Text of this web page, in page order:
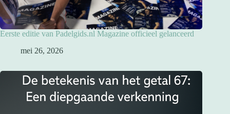
Eerste editie van Padelgids.nl Magazine officieel gelanceerd
mei 26, 2026